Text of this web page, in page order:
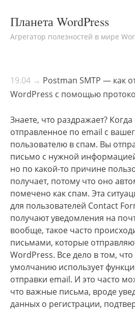
Планета WordPress
Агрегатор полезностей в мире
19.04 → Postman SMTP — как
WordPress с помощью
Знаете, что раздражает?
отправленное по email с
пользователю в спам. Вы
письмо с нужной
но по какой-то причине
получает, потому что оно
помечено как спам. Эта
для пользователей Contact
получают уведомления на
вообще, такое часто
письмами, которые
WordPress. Все дело в том,
умолчанию использует
отправки email. И это часто
что важные письма, вроде
данных о регистрации,